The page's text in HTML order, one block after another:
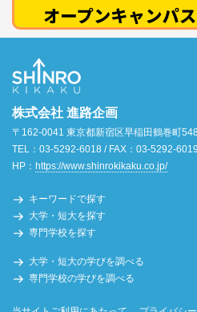
株式会社 進路企画
〒162-0041 東京都新宿区早稲田鶴巻町548
TEL：03-5292-6018 / FAX：03-5292-6019
HP： https://www.shinrokikaku.co.jp/
キーワードで探す
大学・短大を探す
専門学校を探す
大学・短大の学びを調べる
専門学校の学びを調べる